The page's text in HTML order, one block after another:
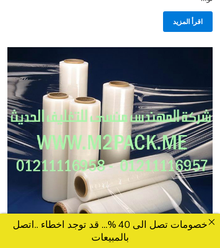
اقرأ المزيد
خصومات تصل الى 40 %... قد توجد اخطاء ..اتصل
بالمبيعات